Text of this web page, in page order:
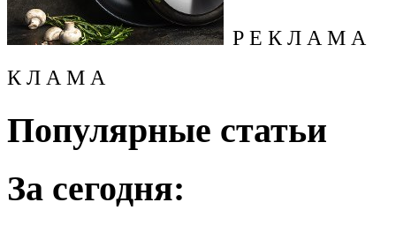
Р Е К Л А М А
К Л А М А
Популярные статьи
За сегодня: